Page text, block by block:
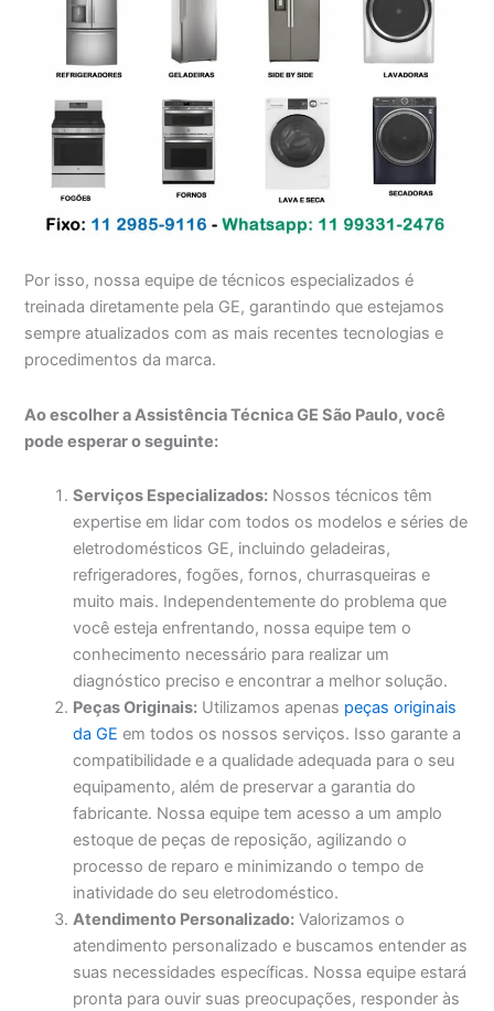
Por isso, nossa equipe de técnicos especializados é
treinada diretamente pela GE, garantindo que estejamos
sempre atualizados com as mais recentes tecnologias e
procedimentos da marca.
Ao escolher a Assistência Técnica GE São Paulo, você
pode esperar o seguinte:
Serviços Especializados: Nossos técnicos têm
expertise em lidar com todos os modelos e séries de
eletrodomésticos GE, incluindo geladeiras,
refrigeradores, fogões, fornos, churrasqueiras e
muito mais. Independentemente do problema que
você esteja enfrentando, nossa equipe tem o
conhecimento necessário para realizar um
diagnóstico preciso e encontrar a melhor solução.
Peças Originais: Utilizamos apenas peças originais
da GE em todos os nossos serviços. Isso garante a
compatibilidade e a qualidade adequada para o seu
equipamento, além de preservar a garantia do
fabricante. Nossa equipe tem acesso a um amplo
estoque de peças de reposição, agilizando o
processo de reparo e minimizando o tempo de
inatividade do seu eletrodoméstico.
Atendimento Personalizado: Valorizamos o
atendimento personalizado e buscamos entender as
suas necessidades específicas. Nossa equipe estará
pronta para ouvir suas preocupações, responder às